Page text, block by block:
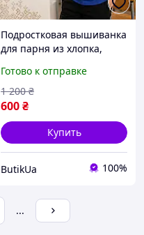
Подростковая вышиванка
для парня из хлопка,
футболки с украинской
этнической вышивкой
Готово к отправке
600₴
1 200 ₴
Купить
ButikUa 100%
...